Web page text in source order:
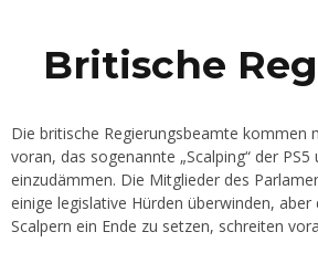
Britische
Die britische Regierungsbeamte kommen
voran, das sogenannte „Scalping“ der PS5
einzudämmen. Die Mitglieder des
einige legislative Hürden überwinden,
Scalpern ein Ende zu setzen, schreiten